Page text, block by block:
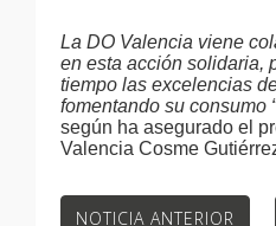
La DO Valencia viene
en esta acción solidaria,
tiempo las excelencias
fomentando su consumo
según ha asegurado el
Valencia Cosme
NOTICIA ANTERIOR